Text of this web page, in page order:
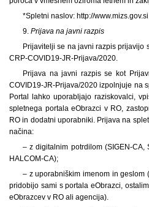
*Spletni naslov: http://www.mizs.gov.si
9. Prijava na javni razpis
Prijavitelji se na javni razpis prijavijo
CRP-COVID19-JR-Prijava/2020.
Prijava na javni razpis se kot
COVID19-JR-Prijava/2020 izpolnjuje na
Portal lahko uporabljajo raziskovalci,
spletnega portala eObrazci v RO,
RO in dodatni uporabniki. Prijava na
načina:
– z digitalnim potrdilom (SIGEN-CA,
HALCOM-CA);
– z uporabniškim imenom in
pridobijo sami s portala eObrazci,
eObrazcev v RO ali agencija).